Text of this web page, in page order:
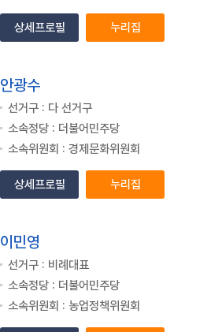
상세프로필 누리집
안광수
선거구 : 다 선거구
소속정당 : 더불어민주당
소속위원회 : 경제문화위원회
상세프로필 누리집
이민영
선거구 : 비례대표
소속정당 : 더불어민주당
소속위원회 : 농업정책위원회